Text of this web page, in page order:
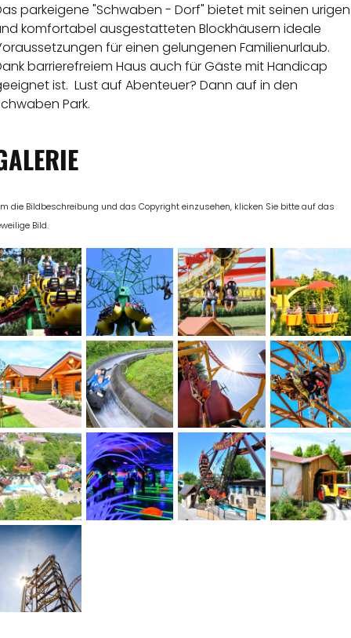
parkeigene "Schwaben - Dorf" bietet mit seinen urigen
komfortabel ausgestatteten Blockhäusern ideale
für einen gelungenen Familienurlaub.
barrierefreiem Haus auch für Gäste mit Handicap
ist. Lust auf Abenteuer? Dann auf in den
Park.
die Bildbeschreibung und das Copyright einzusehen, klicken Sie bitte auf das
Bild.